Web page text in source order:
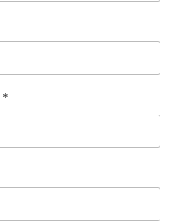
*